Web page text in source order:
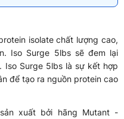
isolate chất lượng cao,
Iso Surge 5lbs sẽ đem lại
Iso Surge 5lbs là sự kết hợp
để tạo ra nguồn protein cao
xuất bởi hãng Mutant -